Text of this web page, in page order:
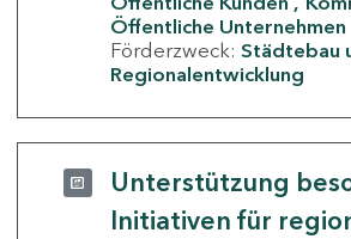
Öffentliche Unternehmen
Förderzweck: Städtebau
Regionalentwicklung
Unterstützung
Initiativen für